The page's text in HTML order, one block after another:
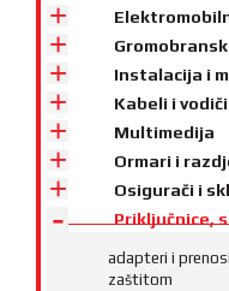
Instalacija i
Kabeli i vodiči
Multimedija
Ormari i
Osigurači i
Priključnice,
adapteri i
zaštitom